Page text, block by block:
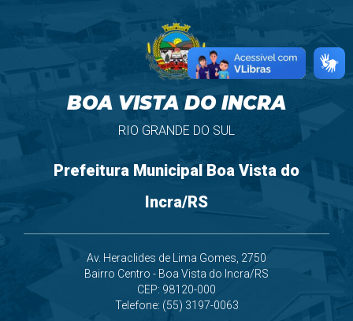
BOA VISTA DO INCRA
RIO GRANDE DO SUL
Prefeitura Municipal Boa Vista do
Incra/RS
Av. Heraclides de Lima Gomes, 2750
Bairro Centro - Boa Vista do Incra/RS
CEP: 98120-000
Telefone: (55) 3197-0063